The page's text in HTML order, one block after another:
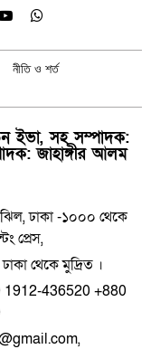
YouTubeWhatsApp
নীতি ও শর্ত
ইভা, সহ সম্পাদক:
জাহাঙ্গীর আলম
ঢাকা -১০০০ থেকে
প্রেস,
থেকে মুদ্রিত ।
1912-436520 +880